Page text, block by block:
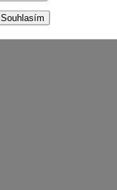
Souhlasím